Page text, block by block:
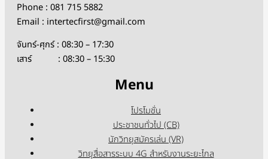
Phone : 081 715 5882
Email : intertecfirst@gmail.com
จันทร์-ศุกร์ : 08:30 – 17:30
เสาร์ : 08:30 – 15:30
Menu
โปรโมชั่น
ประชาชนทั่วไป (CB)
นักวิทยุสมัครเล่น (VR)
วิทยุสื่อสารระบบ 4G สำหรับงานระยะไกล